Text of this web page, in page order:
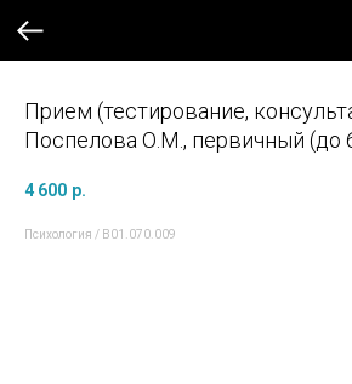
Прием (тестирование,
Поспелова О.М., первичный (до
4 600 р.
Психология / B01.070.009